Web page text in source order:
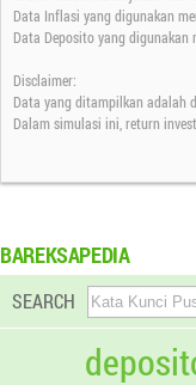
01 Agt 2022
01 Sep 2022
01 Okt 2022
01 Nov 2022
01 Mar 2023
01 Apr 2023
01 Jun 2023
Data Inflasi yang digunakan
Data Deposito yang
Disclaimer:
Data yang ditampilkan adalah
Dalam simulasi ini, return
BAREKSAPEDIA
SEARCH